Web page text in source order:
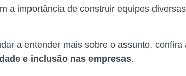
a importância de construir equipes
a entender mais sobre o assunto,
e inclusão nas empresas.